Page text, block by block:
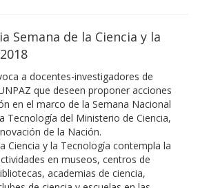
Semana de la Ciencia y la
a docentes-investigadores de
que deseen proponer acciones
en el marco de la Semana Nacional
Tecnología del Ministerio de Ciencia,
de la Nación.
Ciencia y la Tecnología contempla la
en museos, centros de
academias de ciencia,